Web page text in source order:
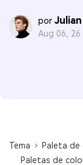
por
Aug 06, 26
Tema
Paleta de
Paletas de